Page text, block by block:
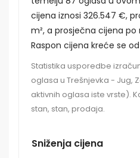
cijena iznosi 326.547 €,
m², a prosječna cijena po
Raspon cijena kreće se
Statistika usporedbe
oglasa u Trešnjevka - Jug,
aktivnih oglasa iste vrste).
stan, stan, prodaja.
Sniženja cijena